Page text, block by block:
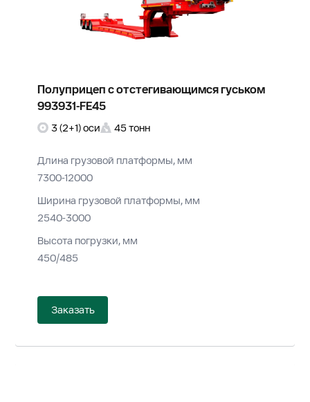
Полуприцеп с отстегивающимся гуськом
993931-FE45
3 (2+1) оси 45 тонн
Длина грузовой платформы, мм
7300-12000
Ширина грузовой платформы, мм
2540-3000
Высота погрузки, мм
450/485
Заказать